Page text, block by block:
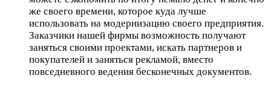
же своего времени, которое куда лучше
использовать на модернизацию своего предприятия.
Заказчики нашей фирмы возможность получают
заняться своими проектами, искать партнеров и
покупателей и заняться рекламой, вместо
повседневного ведения бесконечных документов.